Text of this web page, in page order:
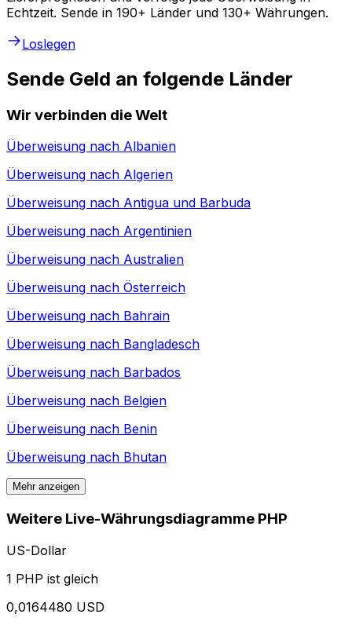
Echtzeit. Sende in 190+ Länder und 130+ Währungen.
Loslegen
Sende Geld an folgende Länder
Wir verbinden die Welt
Überweisung nach Albanien
Überweisung nach Algerien
Überweisung nach Antigua und Barbuda
Überweisung nach Argentinien
Überweisung nach Australien
Überweisung nach Österreich
Überweisung nach Bahrain
Überweisung nach Bangladesch
Überweisung nach Barbados
Überweisung nach Belgien
Überweisung nach Benin
Überweisung nach Bhutan
Mehr anzeigen
Weitere Live-Währungsdiagramme PHP
US-Dollar
1 PHP ist gleich
0,0164480 USD